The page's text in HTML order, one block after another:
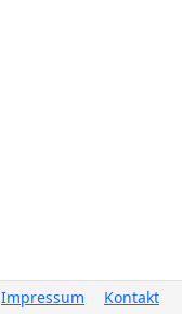
Impressum Kontakt